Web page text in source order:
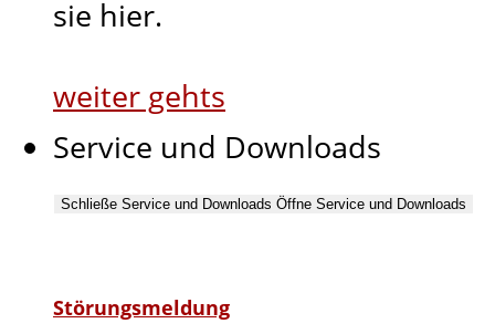
sie hier.
weiter gehts
Service und Downloads
Schließe Service und Downloads Öffne Service und Downloads
Störungsmeldung